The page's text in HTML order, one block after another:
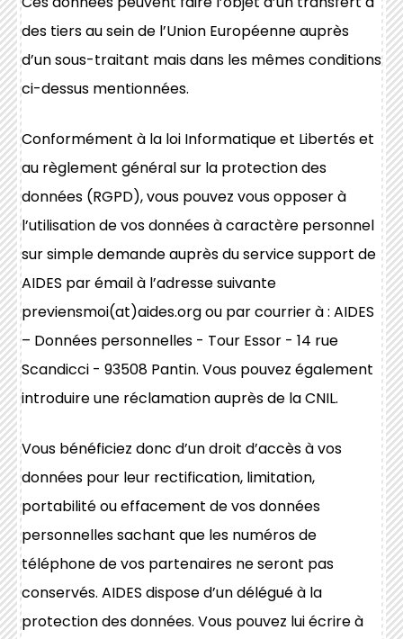
des tiers au sein de l’Union Européenne auprès
d’un sous-traitant mais dans les mêmes conditions
ci-dessus mentionnées.
Conformément à la loi Informatique et Libertés et
au règlement général sur la protection des
données (RGPD), vous pouvez vous opposer à
l’utilisation de vos données à caractère personnel
sur simple demande auprès du service support de
AIDES par émail à l’adresse suivante
previensmoi(at)aides.org ou par courrier à : AIDES
– Données personnelles - Tour Essor - 14 rue
Scandicci - 93508 Pantin. Vous pouvez également
introduire une réclamation auprès de la CNIL.
Vous bénéficiez donc d’un droit d’accès à vos
données pour leur rectification, limitation,
portabilité ou effacement de vos données
personnelles sachant que les numéros de
téléphone de vos partenaires ne seront pas
conservés. AIDES dispose d’un délégué à la
protection des données. Vous pouvez lui écrire à